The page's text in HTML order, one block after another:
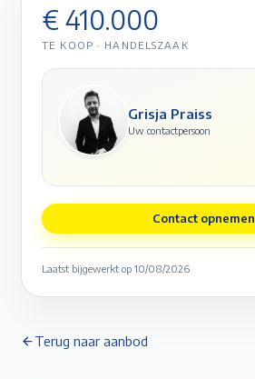
€ 410.000
TE KOOP · HANDELSZAAK
Grisja Praiss
Uw contactpersoon
Contact opnemen
Laatst bijgewerkt op 10/08/2026
Terug naar aanbod